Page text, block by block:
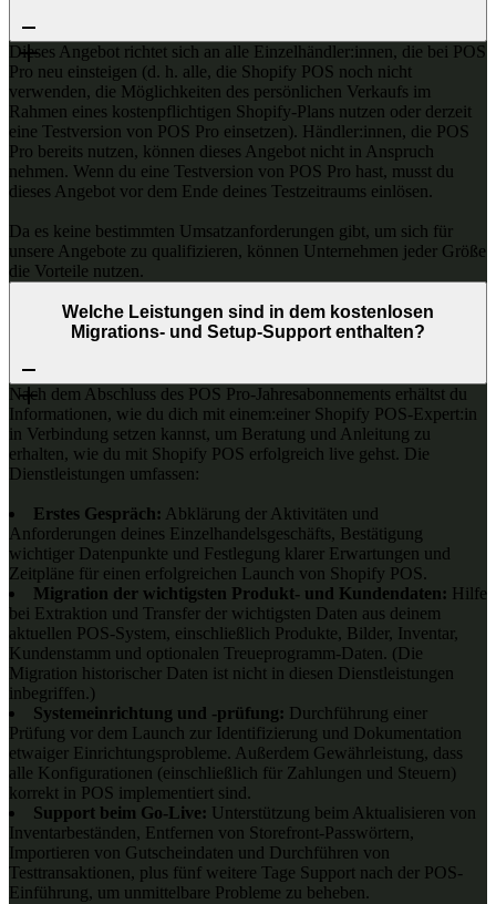
Dieses Angebot richtet sich an alle Einzelhändler:innen, die bei POS
Pro neu einsteigen (d. h. alle, die Shopify POS noch nicht
verwenden, die Möglichkeiten des persönlichen Verkaufs im
Rahmen eines kostenpflichtigen Shopify-Plans nutzen oder derzeit
eine Testversion von POS Pro einsetzen). Händler:innen, die POS
Pro bereits nutzen, können dieses Angebot nicht in Anspruch
nehmen. Wenn du eine Testversion von POS Pro hast, musst du
dieses Angebot vor dem Ende deines Testzeitraums einlösen.
Da es keine bestimmten Umsatzanforderungen gibt, um sich für
unsere Angebote zu qualifizieren, können Unternehmen jeder Größe
die Vorteile nutzen.
Welche Leistungen sind in dem kostenlosen
Migrations- und Setup-Support enthalten?
Nach dem Abschluss des POS Pro-Jahresabonnements erhältst du
Informationen, wie du dich mit einem:einer Shopify POS-Expert:in
in Verbindung setzen kannst, um Beratung und Anleitung zu
erhalten, wie du mit Shopify POS erfolgreich live gehst. Die
Dienstleistungen umfassen:
Erstes Gespräch: Abklärung der Aktivitäten und
Anforderungen deines Einzelhandelsgeschäfts, Bestätigung
wichtiger Datenpunkte und Festlegung klarer Erwartungen und
Zeitpläne für einen erfolgreichen Launch von Shopify POS.
Migration der wichtigsten Produkt- und Kundendaten: Hilfe
bei Extraktion und Transfer der wichtigsten Daten aus deinem
aktuellen POS-System, einschließlich Produkte, Bilder, Inventar,
Kundenstamm und optionalen Treueprogramm-Daten. (Die
Migration historischer Daten ist nicht in diesen Dienstleistungen
inbegriffen.)
Systemeinrichtung und -prüfung: Durchführung einer
Prüfung vor dem Launch zur Identifizierung und Dokumentation
etwaiger Einrichtungsprobleme. Außerdem Gewährleistung, dass
alle Konfigurationen (einschließlich für Zahlungen und Steuern)
korrekt in POS implementiert sind.
Support beim Go-Live: Unterstützung beim Aktualisieren von
Inventarbeständen, Entfernen von Storefront-Passwörtern,
Importieren von Gutscheindaten und Durchführen von
Testtransaktionen, plus fünf weitere Tage Support nach der POS-
Einführung, um unmittelbare Probleme zu beheben.